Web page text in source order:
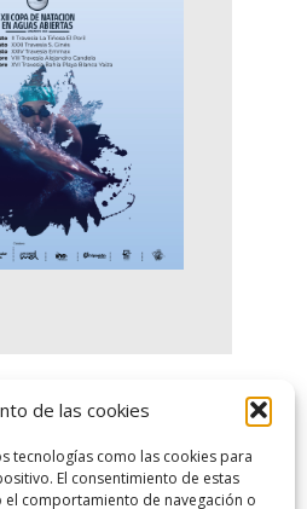
de las cookies
tecnologías como las cookies para
El consentimiento de estas
comportamiento de navegación o